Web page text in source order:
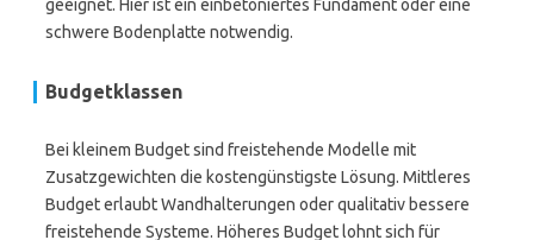
geeignet. Hier ist ein einbetoniertes Fundament oder eine
schwere Bodenplatte notwendig.
Budgetklassen
Bei kleinem Budget sind freistehende Modelle mit
Zusatzgewichten die kostengünstigste Lösung. Mittleres
Budget erlaubt Wandhalterungen oder qualitativ bessere
freistehende Systeme. Höheres Budget lohnt sich für